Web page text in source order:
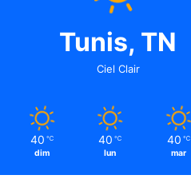
Tunis, TN
Ciel Clair
40 ℃
dim
40 ℃
lun
40 ℃
mar